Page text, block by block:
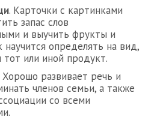
. Карточки с картинками
запас слов
и выучить фрукты и
определять на вид,
тот или иной продукт.
Хорошо развивает речь и
членов семьи, а также
со всеми